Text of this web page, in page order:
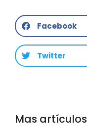
Facebook
Twitter
Mas artículos